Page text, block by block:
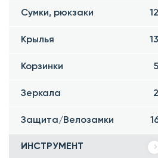
Сумки, рюкзаки
Крылья
Корзинки
Зеркала
Защита/Велозамки
ИНСТРУМЕНТ